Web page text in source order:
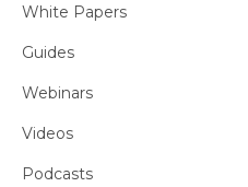
White Papers
Guides
Webinars
Videos
Podcasts